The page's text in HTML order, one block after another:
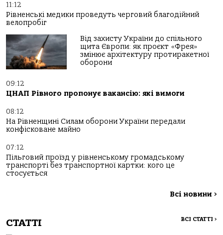
11:12
Рівненські медики проведуть черговий благодійний
велопробіг
Від захисту України до спільного
щита Європи: як проєкт «Фрея»
змінює архітектуру протиракетної
оборони
09:12
ЦНАП Рівного пропонує вакансію: які вимоги
08:12
На Рівненщині Силам оборони України передали
конфісковане майно
07:12
Пільговий проїзд у рівненському громадському
транспорті без транспортної картки: кого це
стосується
Всі новини >
СТАТТІ ВСІ СТАТТІ >